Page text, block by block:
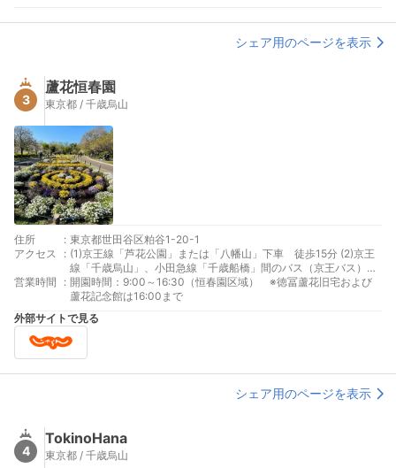
シェア用のページを表示
3
蘆花恒春園
東京都 / 千歳烏山
住所 : 東京都世田谷区粕谷1-20-1
アクセス
: (1)京王線「芦花公園」または「八幡山」下車 徒歩15分 (2)京王
線「千歳烏山」、小田急線「千歳船橋」間のバス（京王バス）
で、「芦花恒春園」下車 徒歩7分
営業時間 : 開園時間：9:00～16:30（恒春園区域） ※徳冨蘆花旧宅および
蘆花記念館は16:00まで
外部サイトで見る
シェア用のページを表示
4
TokinoHana
東京都 / 千歳烏山